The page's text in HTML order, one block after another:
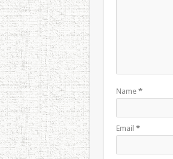
Name *
Email *